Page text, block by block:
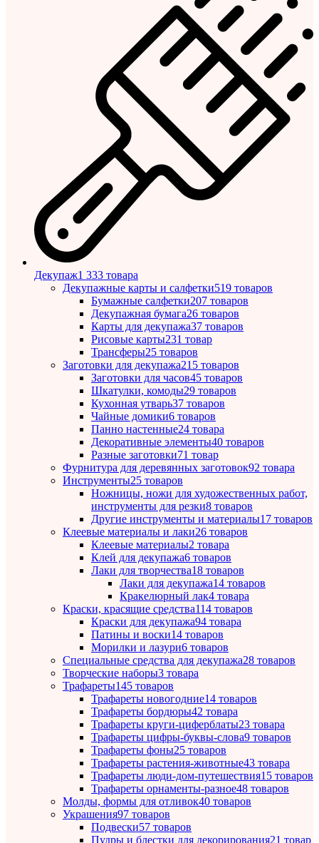
Декупаж1 333 товара
Декупажные карты и салфетки519 товаров
Бумажные салфетки207 товаров
Декупажная бумага26 товаров
Карты для декупажа37 товаров
Рисовые карты231 товар
Трансферы25 товаров
Заготовки для декупажа215 товаров
Заготовки для часов45 товаров
Шкатулки, комоды29 товаров
Кухонная утварь37 товаров
Чайные домики6 товаров
Панно настенные24 товара
Декоративные элементы40 товаров
Разные заготовки71 товар
Фурнитура для деревянных заготовок92 товара
Инструменты25 товаров
Ножницы, ножи для художественных работ,
инструменты для резки8 товаров
Другие инструменты и материалы17 товаров
Клеевые материалы и лаки26 товаров
Клеевые материалы2 товара
Клей для декупажа6 товаров
Лаки для творчества18 товаров
Лаки для декупажа14 товаров
Кракелюрный лак4 товара
Краски, красящие средства114 товаров
Краски для декупажа94 товара
Патины и воски14 товаров
Морилки и лазури6 товаров
Специальные средства для декупажа28 товаров
Творческие наборы3 товара
Трафареты145 товаров
Трафареты новогодние14 товаров
Трафареты бордюры42 товара
Трафареты круги-циферблаты23 товара
Трафареты цифры-буквы-слова9 товаров
Трафареты фоны25 товаров
Трафареты растения-животные43 товара
Трафареты люди-дом-путешествия15 товаров
Трафареты орнаменты-разное48 товаров
Молды, формы для отливок40 товаров
Украшения97 товаров
Подвески57 товаров
Пудры и блестки для декорирования21 товар